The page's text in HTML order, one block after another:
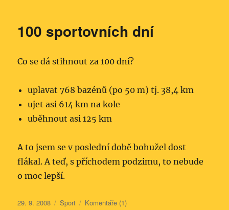
100 sportovních dní
Co se dá stihnout za 100 dní?
uplavat 768 bazénů (po 50 m) tj. 38,4 km
ujet asi 614 km na kole
uběhnout asi 125 km
A to jsem se v poslední době bohužel dost
flákal. A teď, s příchodem podzimu, to nebude
o moc lepší.
Publikováno:
29. 9. 2008 Rubriky:
Sport Komentáře (1)